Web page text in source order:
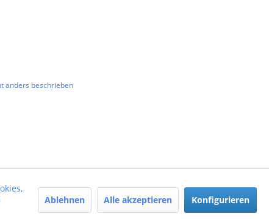
anders beschrieben
Ablehnen Alle akzeptieren Konfigurieren